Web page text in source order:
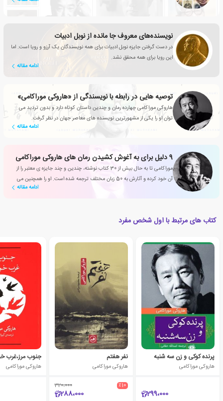
نویسنده‌های معروف جا مانده از نوبل ادبیات
در دست گرفتن جایزه نوبل ادبیات برای همه نویسندگان یک آرزو و رویا است. اما
این رویا برای همه محقق نشد.
ادامه مقاله
توصیه هایی در رابطه با نویسندگی از «هاروکی موراکامی»
هاروکی موراکامی چهارده رمان و چندین داستان کوتاه دارد و بدون تردید می
توان او را یکی از مشهورترین نویسنده های معاصر جهان در نظر گرفت.
ادامه مقاله
9 دلیل برای به آغوش کشیدن رمان های هاروکی موراکامی
موراکامی تا به حال بیش از 30 کتاب نوشته، چندین و چند جایزه ی معتبر را از
آن خود کرده و آثارش به 50 زبان مختلف ترجمه شده است. او را همچنین می
ادامه مقاله
کتاب های مرتبط با اول شخص مفرد
پرنده کوکی و زن سه شنبه
هاروکی موراکامی
299،000
نفر هفتم
هاروکی موراکامی
٪10 320،000
288،000
جنوب مرز،غرب
هاروکی موراکامی